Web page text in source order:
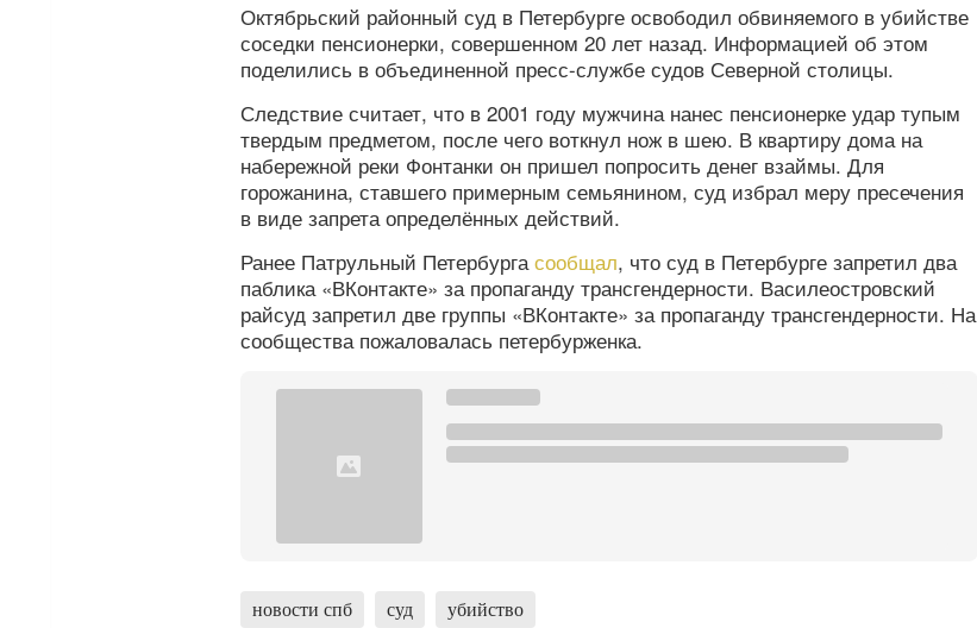
Октябрьский районный суд в Петербурге освободил обвиняемого в убийстве
соседки пенсионерки, совершенном 20 лет назад. Информацией об этом
поделились в объединенной пресс-службе судов Северной столицы.
Следствие считает, что в 2001 году мужчина нанес пенсионерке удар тупым
твердым предметом, после чего воткнул нож в шею. В квартиру дома на
набережной реки Фонтанки он пришел попросить денег взаймы. Для
горожанина, ставшего примерным семьянином, суд избрал меру пресечения
в виде запрета определённых действий.
Ранее Патрульный Петербургасообщал, что суд в Петербурге запретил два
паблика «ВКонтакте» за пропаганду трансгендерности. Василеостровский
райсуд запретил две группы «ВКонтакте» за пропаганду трансгендерности. На
сообщества пожаловалась петербурженка.
новости спб суд убийство